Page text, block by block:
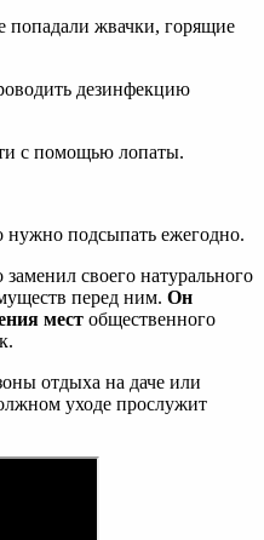
попадали жвачки, горящие
дезинфекцию
с помощью лопаты.
нужно подсыпать ежегодно.
своего натурального
перед ним. Он
мест общественного
отдыха на даче или
уходе прослужит